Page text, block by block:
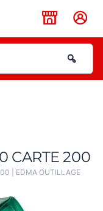
CARTE 200
EDMA OUTILLAGE